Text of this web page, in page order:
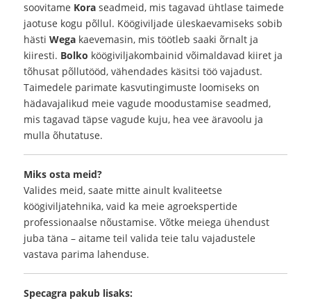
soovitame Kora seadmeid, mis tagavad ühtlase taimede
jaotuse kogu põllul. Köögiviljade üleskaevamiseks sobib
hästiWega kaevemasin, mis töötleb saaki õrnalt ja
kiiresti. Bolko köögiviljakombainid võimaldavad kiiret ja
tõhusat põllutööd, vähendades käsitsi töö vajadust.
Taimedele parimate kasvutingimuste loomiseks on
hädavajalikud meie vagude moodustamise seadmed,
mis tagavad täpse vagude kuju, hea vee äravoolu ja
mulla õhutatuse.
Miks osta meid?
Valides meid, saate mitte ainult kvaliteetse
köögiviljatehnika, vaid ka meie agroekspertide
professionaalse nõustamise. Võtke meiega ühendust
juba täna – aitame teil valida teie talu vajadustele
vastava parima lahenduse.
Specagra pakub lisaks: